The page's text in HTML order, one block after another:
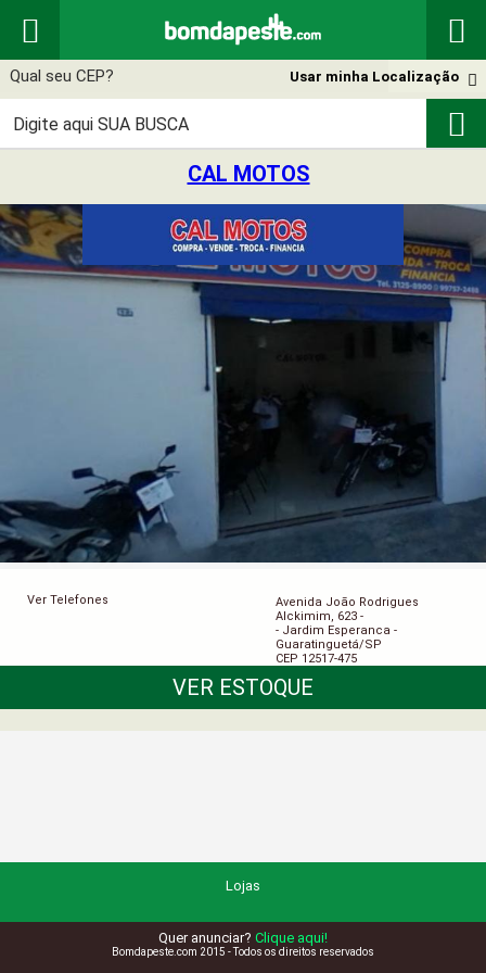
 

Usar minha Localização

CAL MOTOS
Ver Telefones
Avenida João Rodrigues
Alckimim, 623 -
- Jardim Esperanca -
Guaratinguetá/SP
CEP 12517-475
VER ESTOQUE
Lojas
Quer anunciar? Clique aqui!
Bomdapeste.com 2015 - Todos os direitos reservados